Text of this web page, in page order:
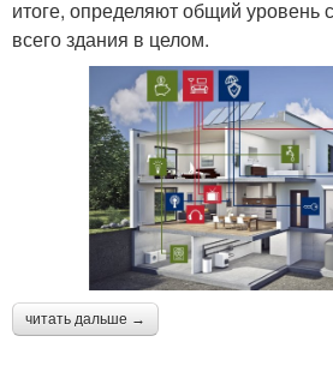
итоге, определяют общий уровень
всего здания в целом.
читать дальше →